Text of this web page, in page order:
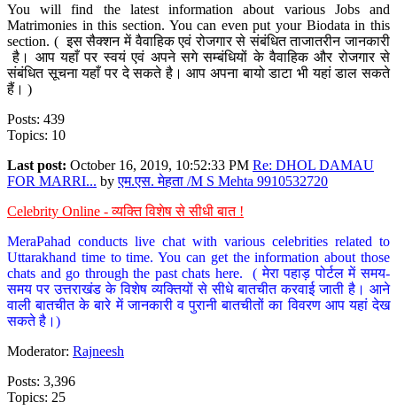
You will find the latest information about various Jobs and
Matrimonies in this section. You can even put your Biodata in this
section. ( इस सैक्शन में वैवाहिक एवं रोजगार से संबंधित ताजातरीन जानकारी
है। आप यहाँ पर स्वयं एवं अपने सगे सम्बंधियों के वैवाहिक और रोजगार से
संबंधित सूचना यहाँ पर दे सकते है। आप अपना बायो डाटा भी यहां डाल सकते
हैं। )
Posts: 439
Topics: 10
Last post: October 16, 2019, 10:52:33 PM Re: DHOL DAMAU
FOR MARRI... byएम.एस. मेहता /M S Mehta 9910532720
Celebrity Online - व्यक्ति विशेष से सीधी बात !
MeraPahad conducts live chat with various celebrities related to
Uttarakhand time to time. You can get the information about those
chats and go through the past chats here. ( मेरा पहाड़ पोर्टल में समय-
समय पर उत्तराखंड के विशेष व्यक्तियों से सीधे बातचीत करवाई जाती है। आने
वाली बातचीत के बारे में जानकारी व पुरानी बातचीतों का विवरण आप यहां देख
सकते है।)
Moderator: Rajneesh
Posts: 3,396
Topics: 25